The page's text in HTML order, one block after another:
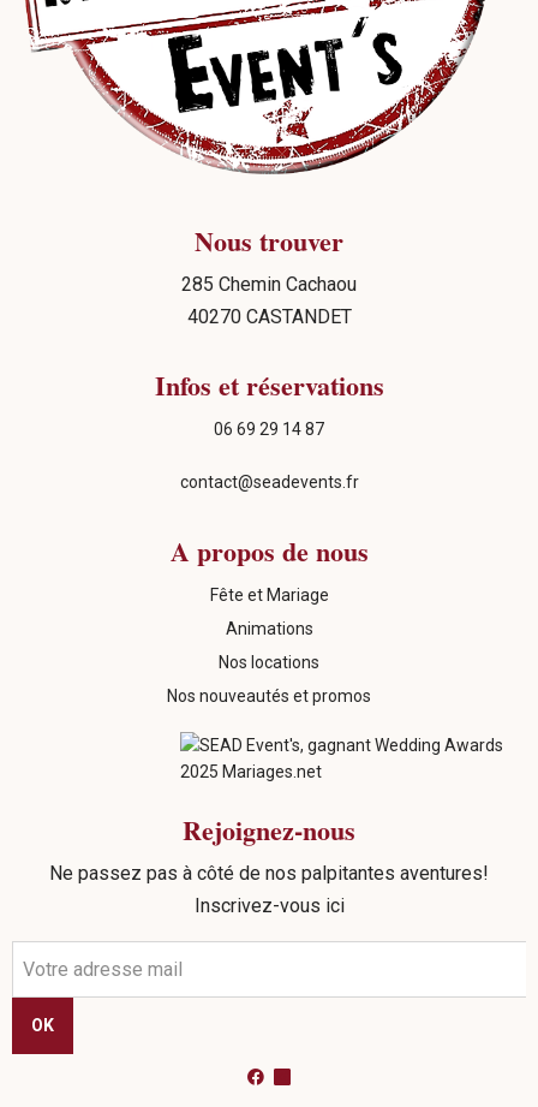
Nous trouver
285 Chemin Cachaou
40270 CASTANDET
Infos et réservations
06 69 29 14 87
contact@seadevents.fr
A propos de nous
Fête et Mariage
Animations
Nos locations
Nos nouveautés et promos
Rejoignez-nous
Ne passez pas à côté de nos palpitantes aventures!
Inscrivez-vous ici
OK